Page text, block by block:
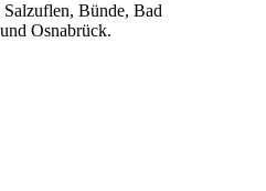
Bünde, Bad
Osnabrück.